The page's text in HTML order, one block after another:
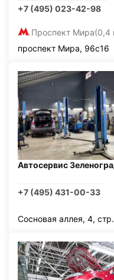
+7 (495) 023-42-98
Проспект Мира(0,4
проспект Мира, 96с16
Автосервис
+7 (495) 431-00-33
Сосновая аллея, 4,